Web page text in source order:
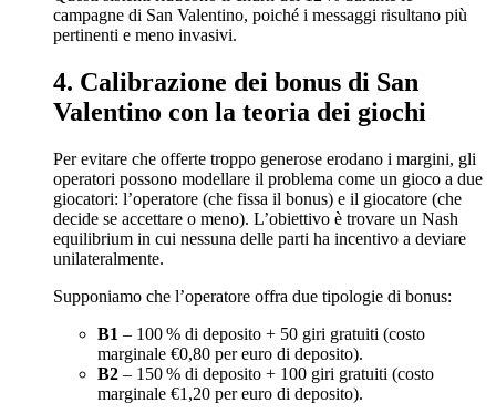
campagne di San Valentino, poiché i messaggi risultano più
pertinenti e meno invasivi.
4. Calibrazione dei bonus di San
Valentino con la teoria dei giochi
Per evitare che offerte troppo generose erodano i margini, gli
operatori possono modellare il problema come un gioco a due
giocatori: l’operatore (che fissa il bonus) e il giocatore (che
decide se accettare o meno). L’obiettivo è trovare un Nash
equilibrium in cui nessuna delle parti ha incentivo a deviare
unilateralmente.
Supponiamo che l’operatore offra due tipologie di bonus:
B1 – 100 % di deposito + 50 giri gratuiti (costo
marginale €0,80 per euro di deposito).
B2 – 150 % di deposito + 100 giri gratuiti (costo
marginale €1,20 per euro di deposito).